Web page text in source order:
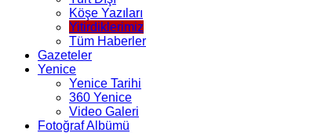
Köşe Yazıları
Yitirdiklerimiz
Tüm Haberler
Gazeteler
Yenice
Yenice Tarihi
360 Yenice
Video Galeri
Fotoğraf Albümü